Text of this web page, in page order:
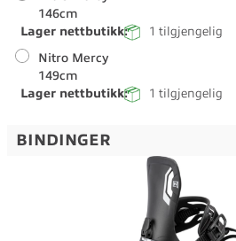
146cm
Lager nettbutikk: 1 tilgjengelig
Nitro Mercy
149cm
Lager nettbutikk: 1 tilgjengelig
BINDINGER